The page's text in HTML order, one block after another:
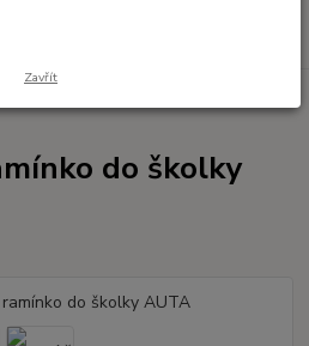
do školky
Zavřít